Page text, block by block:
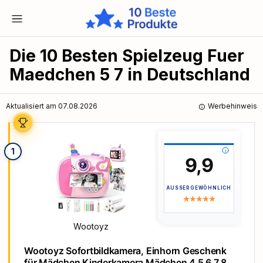
Die 10 Besten Spielzeug Fuer
Maedchen 5 7 in Deutschland
Aktualisiert am 07.08.2026 Werbehinweis
1
9,9
AUSSERGEWÖHNLICH
Wootoyz
Wootoyz Sofortbildkamera, Einhorn Geschenk